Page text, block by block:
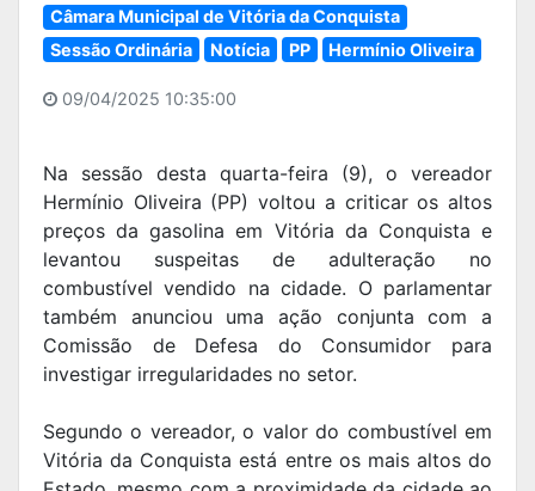
Câmara Municipal de Vitória da Conquista
Sessão Ordinária
Notícia PP Hermínio Oliveira
09/04/2025 10:35:00
Na sessão desta quarta-feira (9), o vereador
Hermínio Oliveira (PP) voltou a criticar os altos
preços da gasolina em Vitória da Conquista e
levantou suspeitas de adulteração no
combustível vendido na cidade. O parlamentar
também anunciou uma ação conjunta com a
Comissão de Defesa do Consumidor para
investigar irregularidades no setor.
Segundo o vereador, o valor do combustível em
Vitória da Conquista está entre os mais altos do